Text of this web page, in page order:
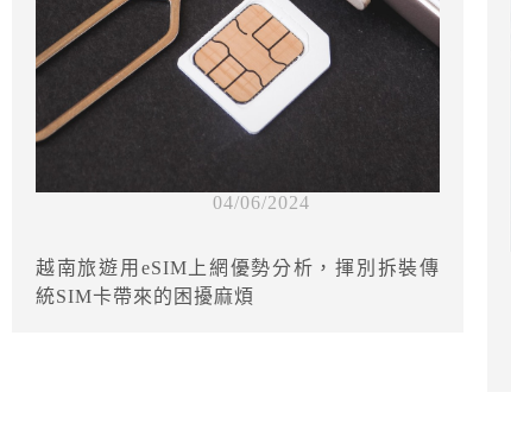
04/06/2024
越南旅遊用eSIM上網優勢分析，揮別拆裝傳
統SIM卡帶來的困擾麻煩